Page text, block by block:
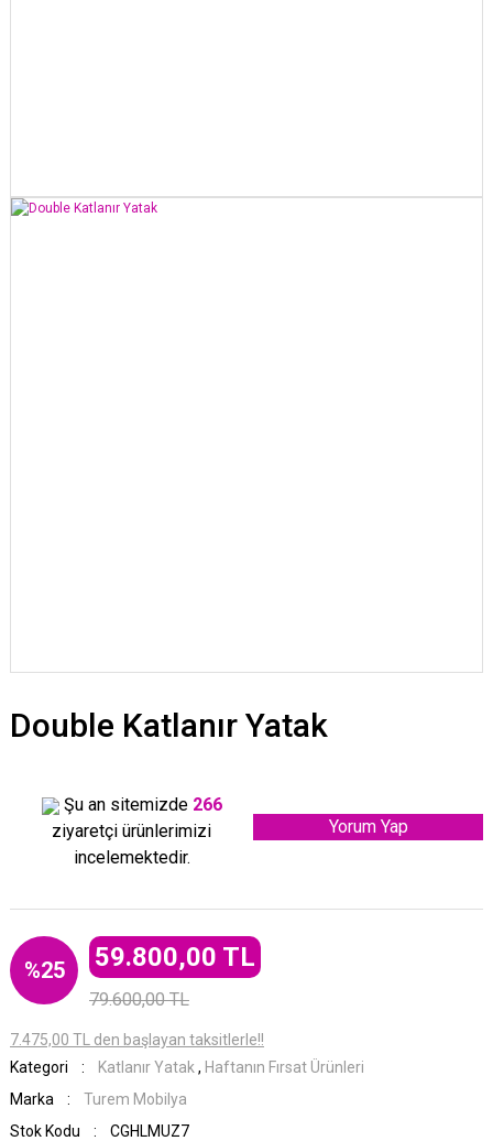
Double Katlanır Yatak
Şu an sitemizde 266
ziyaretçi ürünlerimizi
incelemektedir.
Yorum Yap
%25 59.800,00 TL
79.600,00 TL
7.475,00 TL den başlayan taksitlerle!!
Kategori
Katlanır Yatak , Haftanın Fırsat Ürünleri
Marka
Turem Mobilya
Stok Kodu
CGHLMUZ7